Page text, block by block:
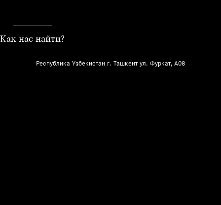
Как нас найти?
Республика Узбекистан г. Ташкент ул. Фуркат, A08